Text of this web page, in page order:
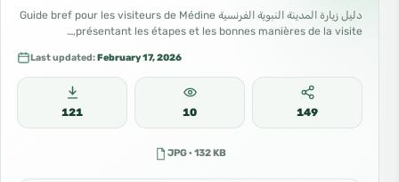
دليل زيارة المدينة النبوية الفرنسية Guide bref pour les visiteurs de Médine
présentant les étapes et les bonnes manières de la visite,…
Last updated:February 17, 2026
121 10 149
JPG · 132 KB